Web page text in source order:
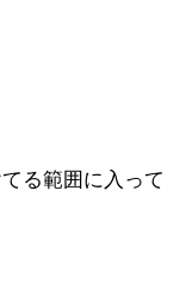
る範囲に入って